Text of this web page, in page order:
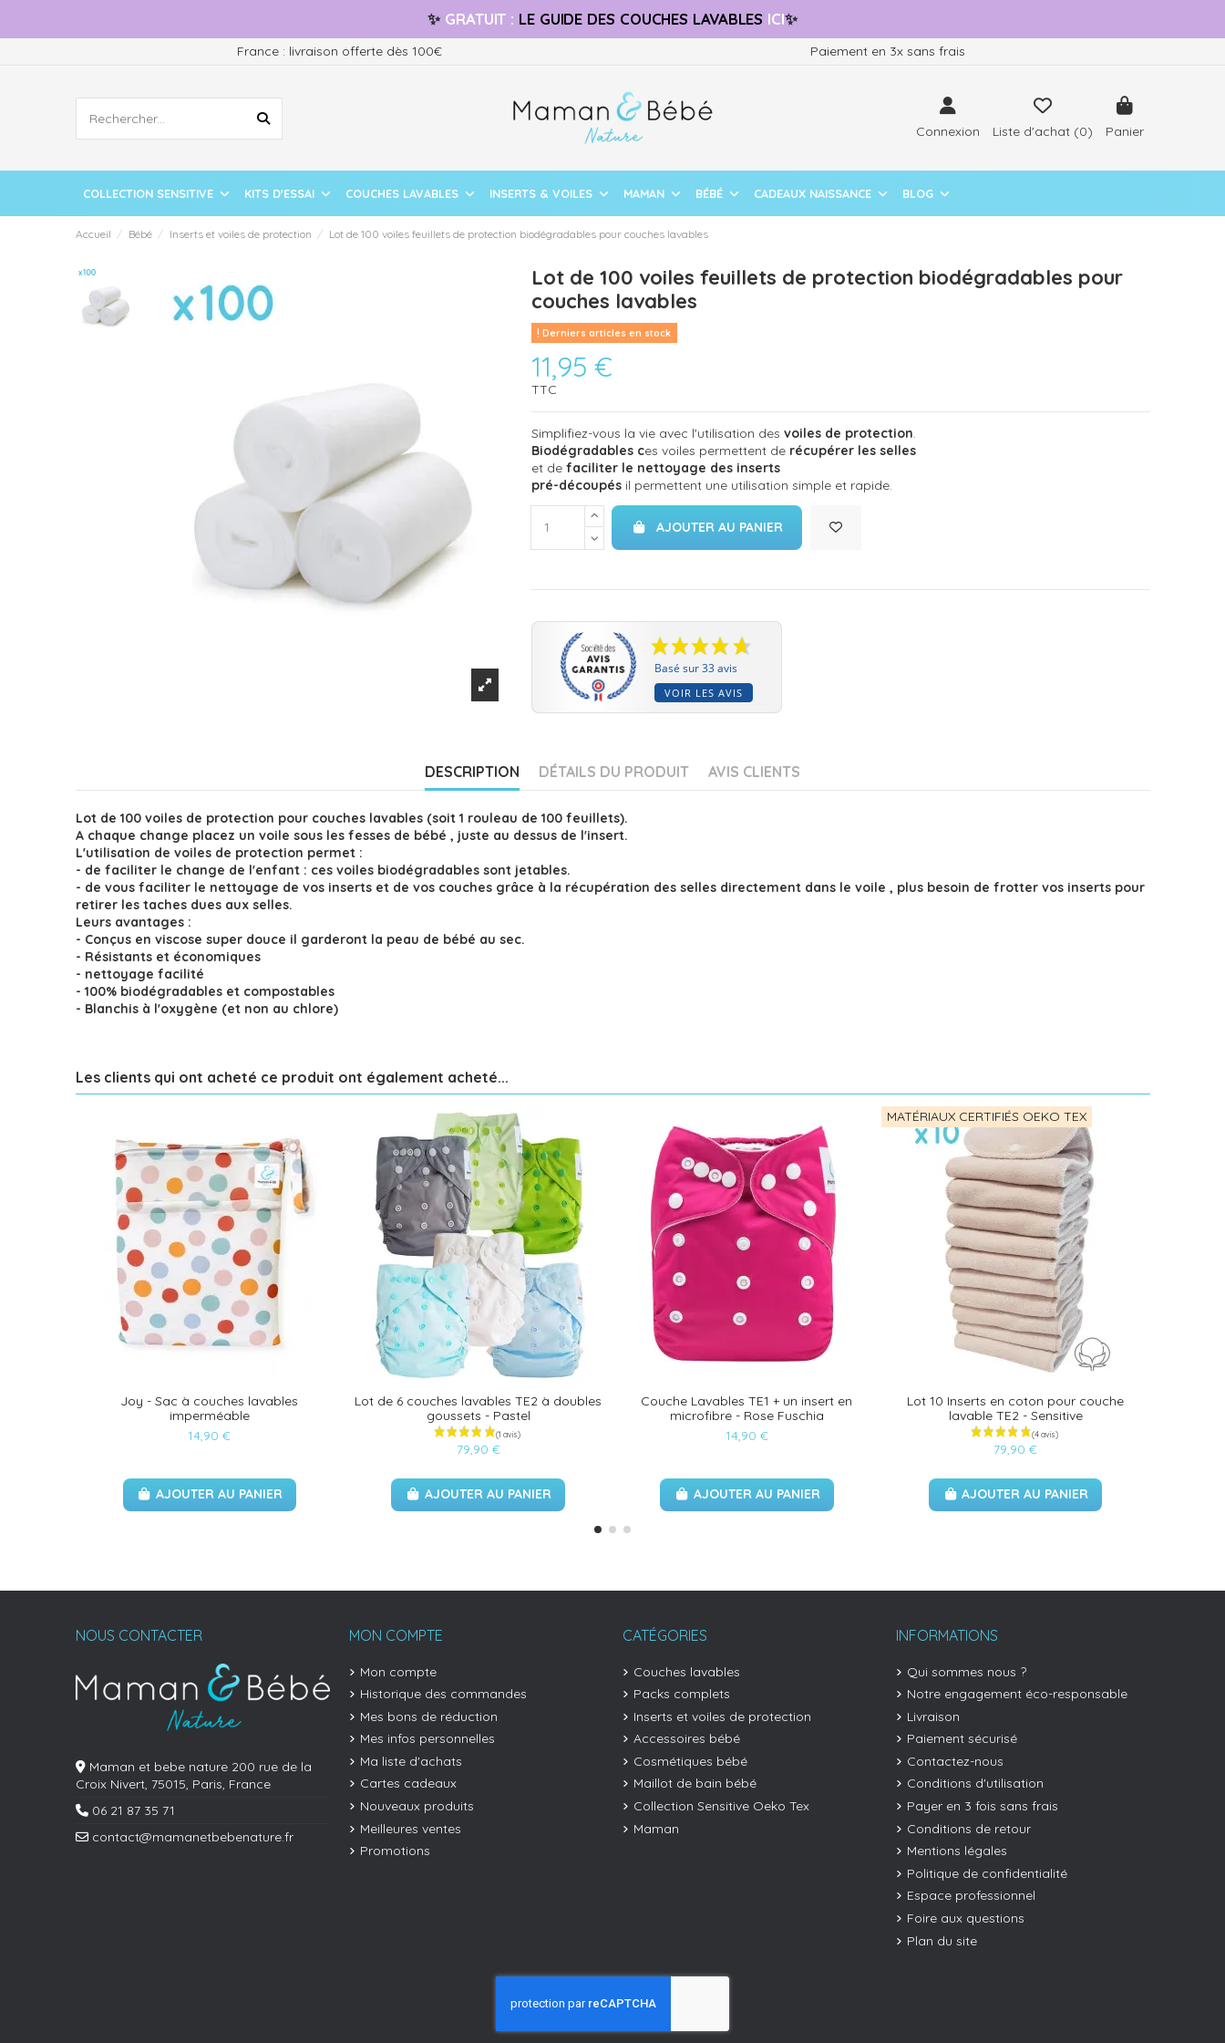
✨ GRATUIT : LE GUIDE DES COUCHES LAVABLES ICI✨
France : livraison offerte dès 100€ Paiement en 3x sans frais
Connexion Liste d'achat (0) Panier
COLLECTION SENSITIVE KITS D'ESSAI COUCHES LAVABLES INSERTS & VOILES MAMAN BÉBÉ CADEAUX NAISSANCE BLOG
Accueil Bébé Inserts et voiles de protection Lot de 100 voiles feuillets de protection biodégradables pour couches lavables
Lot de 100 voiles feuillets de protection biodégradables pour
couches lavables
Derniers articles en stock
11,95 €
TTC
Simplifiez-vous la vie avec l'utilisation des voiles de protection.
Biodégradables ces voiles permettent de récupérer les selles
et de faciliter le nettoyage des inserts
pré-découpésil permettent une utilisation simple et rapide.
AJOUTER AU PANIER
Basé sur 33 avis
VOIR LES AVIS
DESCRIPTION DÉTAILS DU PRODUIT AVIS CLIENTS
Lot de 100 voiles de protection pour couches lavables (soit 1 rouleau de 100 feuillets).
A chaque change placez un voile sous les fesses de bébé , juste au dessus de l'insert.
L'utilisation de voiles de protection permet :
- de faciliter le change de l'enfant : ces voiles biodégradables sont jetables.
- de vous faciliter le nettoyage de vos inserts et de vos couches grâce à la récupération des selles directement dans le voile , plus besoin de frotter vos inserts pour
retirer les taches dues aux selles.
Leurs avantages :
- Conçus en viscose super douce il garderont la peau de bébé au sec.
- Résistants et économiques
- nettoyage facilité
- 100% biodégradables et compostables
- Blanchis à l'oxygène (et non au chlore)
Les clients qui ont acheté ce produit ont également acheté...
Joy - Sac à couches lavables
imperméable
14,90 €
AJOUTER AU PANIER
Lot de 6 couches lavables TE2 à doubles
goussets - Pastel
79,90 €
AJOUTER AU PANIER
Couche Lavables TE1 + un insert en
microfibre - Rose Fuschia
14,90 €
AJOUTER AU PANIER
MATÉRIAUX CERTIFIÉS OEKO TEX
Lot 10 Inserts en coton pour couche
lavable TE2 - Sensitive
79,90 €
AJOUTER AU PANIER
NOUS CONTACTER
Maman et bebe nature 200 rue de la
Croix Nivert, 75015, Paris, France
06 21 87 35 71
contact@mamanetbebenature.fr
MON COMPTE
Mon compte
Historique des commandes
Mes bons de réduction
Mes infos personnelles
Ma liste d'achats
Cartes cadeaux
Nouveaux produits
Meilleures ventes
Promotions
CATÉGORIES
Couches lavables
Packs complets
Inserts et voiles de protection
Accessoires bébé
Cosmétiques bébé
Maillot de bain bébé
Collection Sensitive Oeko Tex
Maman
INFORMATIONS
Qui sommes nous ?
Notre engagement éco-responsable
Livraison
Paiement sécurisé
Contactez-nous
Conditions d'utilisation
Payer en 3 fois sans frais
Conditions de retour
Mentions légales
Politique de confidentialité
Espace professionnel
Foire aux questions
Plan du site